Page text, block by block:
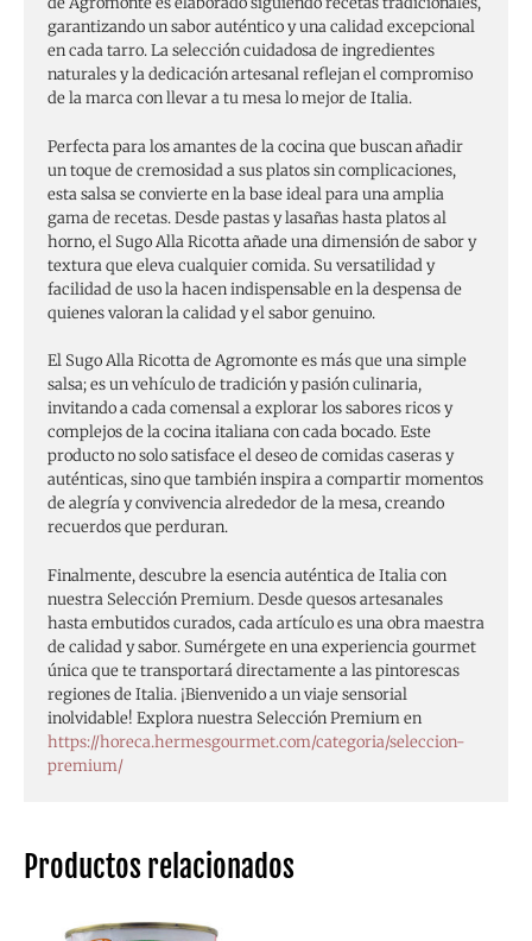
Productos relacionados
garantizando un sabor auténtico y una calidad excepcional
en cada tarro. La selección cuidadosa de ingredientes
naturales y la dedicación artesanal reflejan el compromiso
de la marca con llevar a tu mesa lo mejor de Italia.
Perfecta para los amantes de la cocina que buscan añadir
un toque de cremosidad a sus platos sin complicaciones,
esta salsa se convierte en la base ideal para una amplia
gama de recetas. Desde pastas y lasañas hasta platos al
horno, el Sugo Alla Ricotta añade una dimensión de sabor y
textura que eleva cualquier comida. Su versatilidad y
facilidad de uso la hacen indispensable en la despensa de
quienes valoran la calidad y el sabor genuino.
El Sugo Alla Ricotta de Agromonte es más que una simple
salsa; es un vehículo de tradición y pasión culinaria,
invitando a cada comensal a explorar los sabores ricos y
complejos de la cocina italiana con cada bocado. Este
producto no solo satisface el deseo de comidas caseras y
auténticas, sino que también inspira a compartir momentos
de alegría y convivencia alrededor de la mesa, creando
recuerdos que perduran.
Finalmente, descubre la esencia auténtica de Italia con
nuestra Selección Premium. Desde quesos artesanales
hasta embutidos curados, cada artículo es una obra maestra
de calidad y sabor. Sumérgete en una experiencia gourmet
única que te transportará directamente a las pintorescas
regiones de Italia. ¡Bienvenido a un viaje sensorial
inolvidable! Explora nuestra Selección Premium en
https://horeca.hermesgourmet.com/categoria/seleccion-
premium/